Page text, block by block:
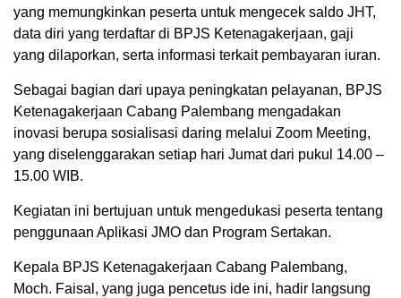
yang memungkinkan peserta untuk mengecek saldo JHT,
data diri yang terdaftar di BPJS Ketenagakerjaan, gaji
yang dilaporkan, serta informasi terkait pembayaran iuran.
Sebagai bagian dari upaya peningkatan pelayanan, BPJS
Ketenagakerjaan Cabang Palembang mengadakan
inovasi berupa sosialisasi daring melalui Zoom Meeting,
yang diselenggarakan setiap hari Jumat dari pukul 14.00 –
15.00 WIB.
Kegiatan ini bertujuan untuk mengedukasi peserta tentang
penggunaan Aplikasi JMO dan Program Sertakan.
Kepala BPJS Ketenagakerjaan Cabang Palembang,
Moch. Faisal, yang juga pencetus ide ini, hadir langsung